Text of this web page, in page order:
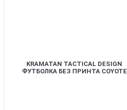
KRAMATAN TACTICAL DESIGN
ФУТБОЛКА БЕЗ ПРИНТА COYOTE